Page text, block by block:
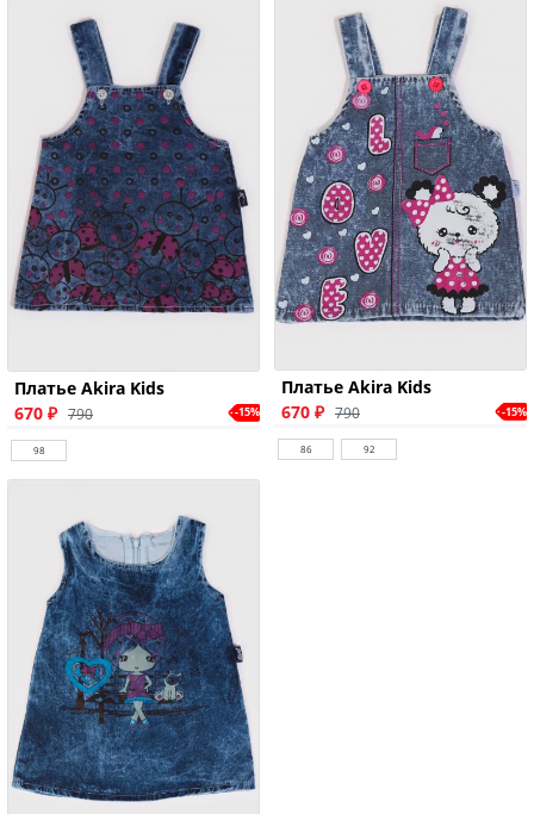
Платье Akira Kids
670 ₽ 790 -15%
98
Платье Akira Kids
670 ₽ 790 -15%
86 92